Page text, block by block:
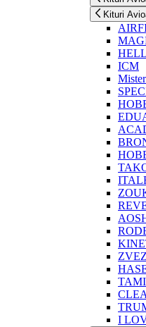
Kituri
ICM
I